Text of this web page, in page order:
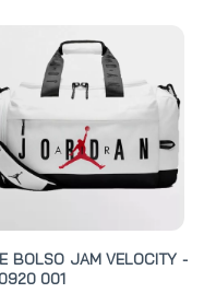
BOLSO JAM VELOCITY -
001